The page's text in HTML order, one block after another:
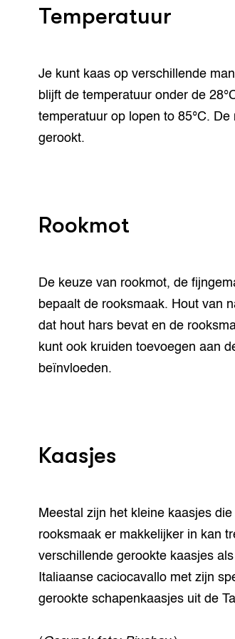
Temperatuur
Je kunt kaas op verschillende
blijft de temperatuur onder de
temperatuur op lopen to 85°C.
gerookt.
Rookmot
De keuze van rookmot, de
bepaalt de rooksmaak. Hout van
dat hout hars bevat en de
kunt ook kruiden toevoegen aan
beïnvloeden.
Kaasjes
Meestal zijn het kleine kaasjes
rooksmaak er makkelijker in kan
verschillende gerookte kaasjes
Italiaanse caciocavallo met zijn
gerookte schapenkaasjes uit de